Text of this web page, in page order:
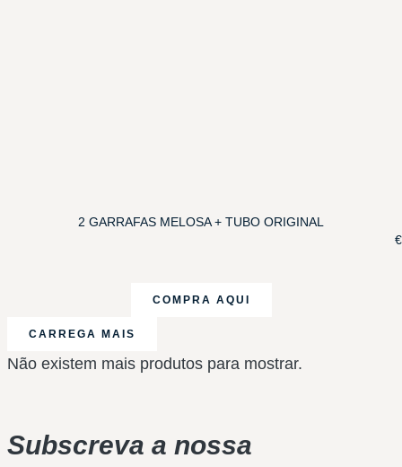
2 GARRAFAS MELOSA + TUBO ORIGINAL
€
COMPRA AQUI
CARREGA MAIS
Não existem mais produtos para mostrar.
Subscreva a nossa